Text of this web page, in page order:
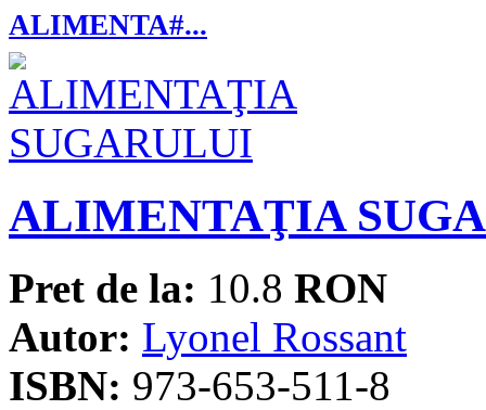
ALIMENTA#...
ALIMENTAŢIA
Pret de la: 10.8 RON
Autor: Lyonel Rossant
ISBN: 973-653-511-8